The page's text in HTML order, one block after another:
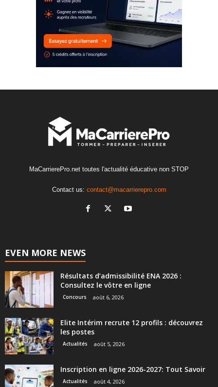
MaCarrierePro.net toutes l'actualité éducative non STOP
Contact us: contact@macarrierepro.com
EVEN MORE NEWS
Résultats d’admissibilité ENA 2026 :
Consultez le vôtre en ligne
Concours août 6, 2026
Elite Intérim recrute 12 profils : découvrez
les postes
Actualités août 5, 2026
Inscription en ligne 2026-2027: Tout Savoir
Actualités août 4, 2026